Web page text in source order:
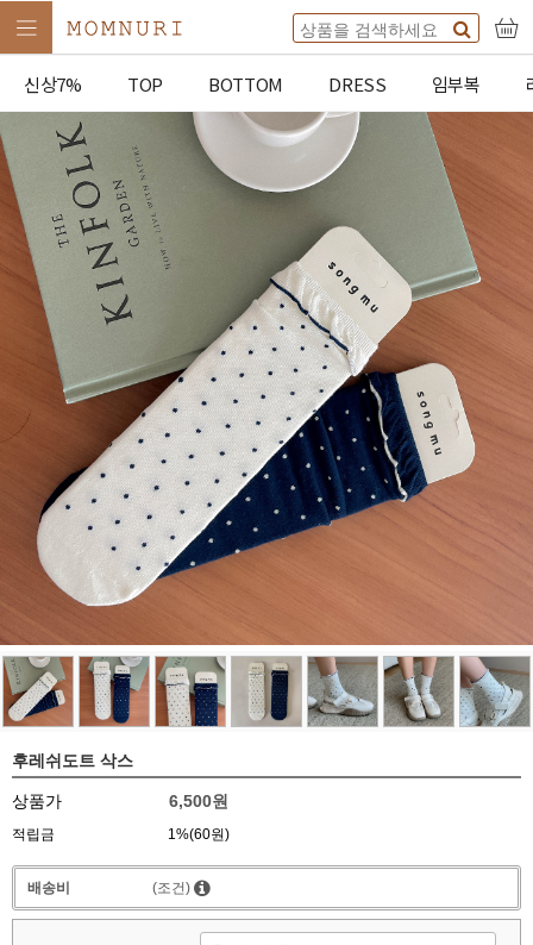
신상7% TOP BOTTOM DRESS 임부복
후레쉬도트 삭스
상품가 6,500원
적립금 1%(60원)
배송비 (조건)